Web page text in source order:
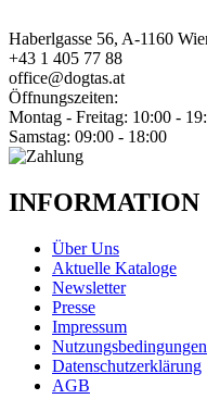
Haberlgasse 56, A-1160
+43 1 405 77 88
office@dogtas.at
Öffnungszeiten:
Montag - Freitag: 10:00 -
Samstag: 09:00 - 18:00
INFORMATION
Über Uns
Aktuelle Kataloge
Newsletter
Presse
Impressum
Nutzungsbedingungen
Datenschutzerklärung
AGB